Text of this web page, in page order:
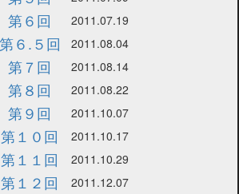
第６回 2011.07.19
第６.５回 2011.08.04
第７回 2011.08.14
第８回 2011.08.22
第９回 2011.10.07
第１０回 2011.10.17
第１１回 2011.10.29
第１２回 2011.12.07